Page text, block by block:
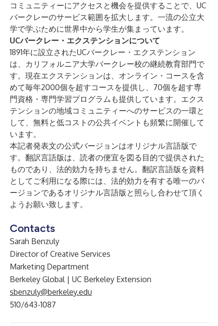
コミュニティーにアクセスと機会を提供することで、UC
バークレーのサービス範囲を拡大します。一流の公立大
学で学ぶために世界中から学生が集まっています。
UCバークレー・エクステンションについて
1891年に設立されたUCバークレー・エクステンション
は、カリフォルニア大学バークレー校の継続教育部門で
す。現在エクステンションは、オンライン・コースを含
めて毎年2000個を超すコースを提供し、70個を超す専
門資格・専門学習プログラムも提供しています。エクス
テンションの地域コミュニティーへのサービスの一環と
して、無料と低コストの公共イベントも頻繁に開催して
います。
本記者発表文の公式バージョンはオリジナル言語版で
す。翻訳言語版は、読者の便宜を図る目的で提供された
ものであり、法的効力を持ちません。翻訳言語版を資料
としてご利用になる際には、法的効力を有する唯一のバ
ージョンであるオリジナル言語版と照らし合わせて頂く
ようお願い致します。
Contacts
Sarah Benzuly
Director of Creative Services
Marketing Department
Berkeley Global | UC Berkeley Extension
sbenzuly@berkeley.edu
510/643-1087